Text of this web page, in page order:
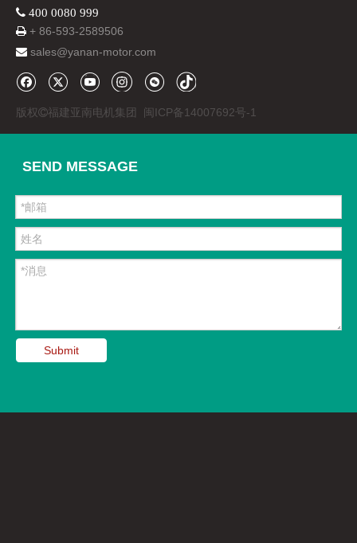
 400 0080 999
 + 86-593-2589506
 sales@yanan-motor.com
版权福建亚南电机集团 闽ICP备14007692号-1
SEND MESSAGE
Submit